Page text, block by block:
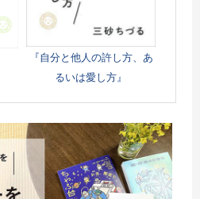
『自分と他人の許し方、あ
るいは愛し方』